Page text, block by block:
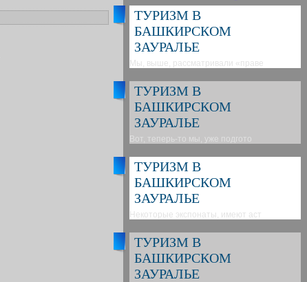
ТУРИЗМ В
БАШКИРСКОМ
ЗАУРАЛЬЕ
Мы, выше, рассматривали «праве
ТУРИЗМ В
БАШКИРСКОМ
ЗАУРАЛЬЕ
Вот, теперь-то мы, уже подгото
ТУРИЗМ В
БАШКИРСКОМ
ЗАУРАЛЬЕ
Некоторые экспонаты, имеют аст
ТУРИЗМ В
БАШКИРСКОМ
ЗАУРАЛЬЕ